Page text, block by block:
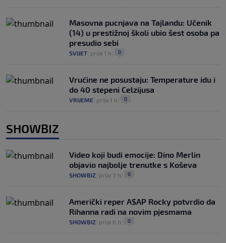
Masovna pucnjava na Tajlandu: Učenik
(14) u prestižnoj školi ubio šest osoba pa
presudio sebi
SVIJET prije 1 h 0
Vrućine ne posustaju: Temperature idu i
do 40 stepeni Celzijusa
VRIJEME prije 1 h 0
SHOWBIZ
Video koji budi emocije: Dino Merlin
objavio najbolje trenutke s Koševa
SHOWBIZ prije 3 h 0
Američki reper A$AP Rocky potvrdio da
Rihanna radi na novim pjesmama
SHOWBIZ prije 6 h 0